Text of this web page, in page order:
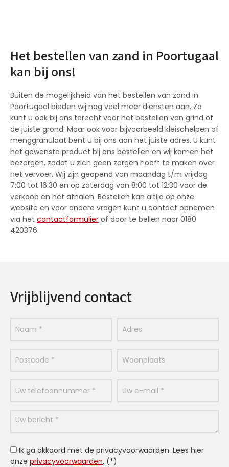
Het bestellen van zand in Poortugaal
kan bij ons!
Buiten de mogelijkheid van het bestellen van zand in
Poortugaal bieden wij nog veel meer diensten aan. Zo
kunt u ook bij ons terecht voor het bestellen van grind of
de juiste grond. Maar ook voor bijvoorbeeld kleischelpen of
menggranulaat bent u bij ons aan het juiste adres. U kunt
het gewenste product bij ons bestellen en wij komen het
bezorgen, zodat u zich geen zorgen hoeft te maken over
het vervoer. Wij zijn geopend van maandag t/m vrijdag
7:00 tot 16:30 en op zaterdag van 8:00 tot 12:30 voor de
verkoop en het afhalen. Bestellen kan altijd op onze
website en voor andere vragen kunt u contact opnemen
via het contactformulier of door te bellen naar 0180
420376.
Vrijblijvend contact
Ik ga akkoord met de privacyvoorwaarden. Lees hier
onze privacyvoorwaarden. (*)